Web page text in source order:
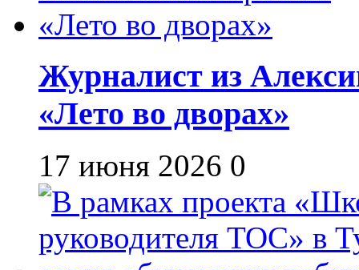
Журналист из
«Лето во дворах»
17 июня 2026 0